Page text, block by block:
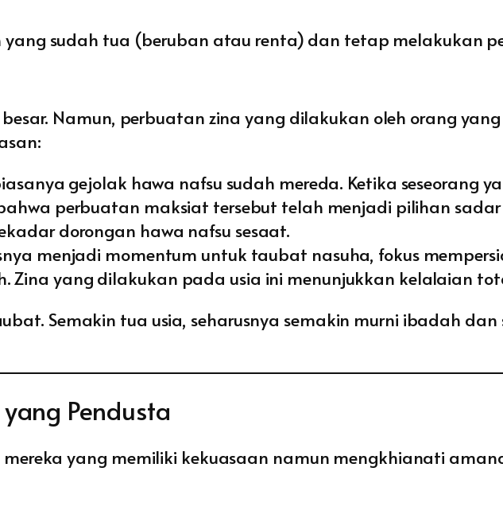
sudah tua (beruban atau renta) dan tetap melakukan
Namun, perbuatan zina yang dilakukan oleh orang
gejolak hawa nafsu sudah mereda. Ketika seseorang
perbuatan maksiat tersebut telah menjadi pilihan
dorongan hawa nafsu sesaat.
menjadi momentum untuk taubat nasuha, fokus
Zina yang dilakukan pada usia ini menunjukkan kelalaian
Semakin tua usia, seharusnya semakin murni ibadah
Pendusta
yang memiliki kekuasaan namun mengkhianati